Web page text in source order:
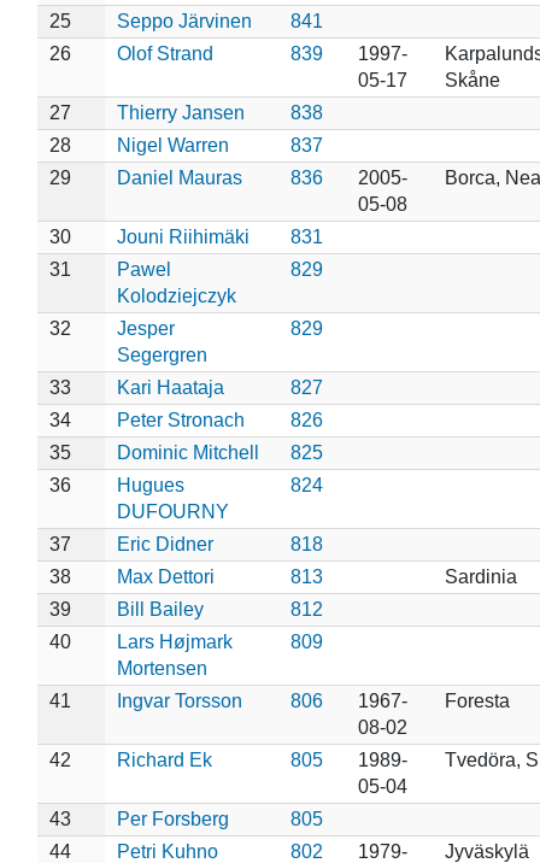
25
Seppo Järvinen
841
26
Olof Strand 839
1997-
05-17
Skåne
27
Thierry Jansen
838
28
Nigel Warren
837
29
Daniel Mauras 836
2005-
05-08
Borca,
30 Jouni Riihimäki
831
31
Pawel
Kolodziejczyk
829
32
Jesper
Segergren
829
33 Kari Haataja
827
34
Peter Stronach
826
35
Dominic Mitchell
825
36
Hugues
DUFOURNY
824
37 Eric Didner
818
38
Max Dettori 813
Sardinia
39
Bill Bailey
812
40
Lars Højmark
Mortensen
809
41 Ingvar Torsson 806
1967-
08-02
Foresta
42 Richard Ek 805
1989-
05-04
Tvedöra,
43 Per Forsberg
805
44
Petri Kuhno 802
1979-
Jyväskylä